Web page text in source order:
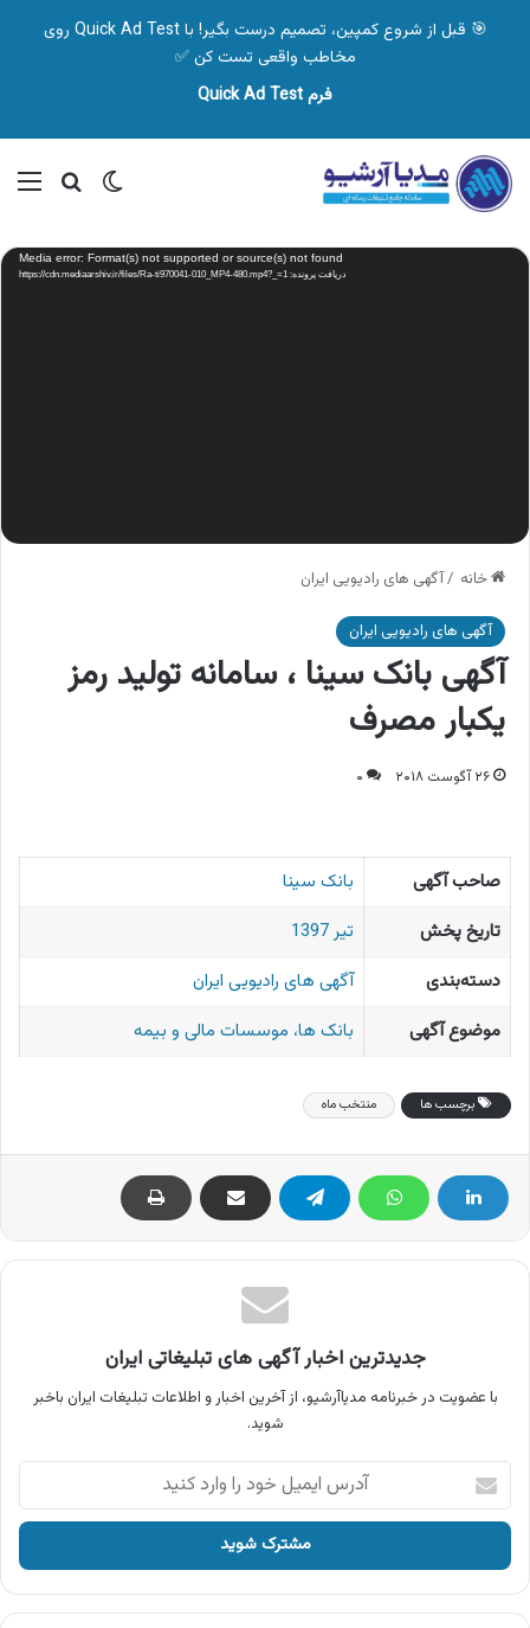
🎯 قبل از شروع کمپین، تصمیم درست بگیر! با Quick Ad Test روی
مخاطب واقعی تست کن ✅
فرم Quick Ad Test
تغییر پوسته
نمایشگر
ویدیو Media error: Format(s) not supported or source(s) not found
دریافت پرونده: https://cdn.mediaarshiv.ir/files/Ra-ti970041-010_MP4-480.mp4?_=1
خانه /آگهی های رادیویی ایران
آگهی های رادیویی ایران
آگهی بانک سینا ، سامانه تولید رمز
یکبار مصرف
۲۶ آگوست ۲۰۱۸ ۰
صاحب آگهی
بانک سینا
تاریخ پخش
تیر 1397
دسته‌بندی
آگهی های رادیویی ایران
موضوع آگهی
بانک ها، موسسات مالی و بیمه
برچسب ها منتخب ماه
جدیدترین اخبار آگهی های تبلیغاتی ایران
با عضویت در خبرنامه مدیاآرشیو، از آخرین اخبار و اطلاعات تبلیغات ایران باخبر
شوید.
آدرس
ایمیل
خود
وارد
کنید